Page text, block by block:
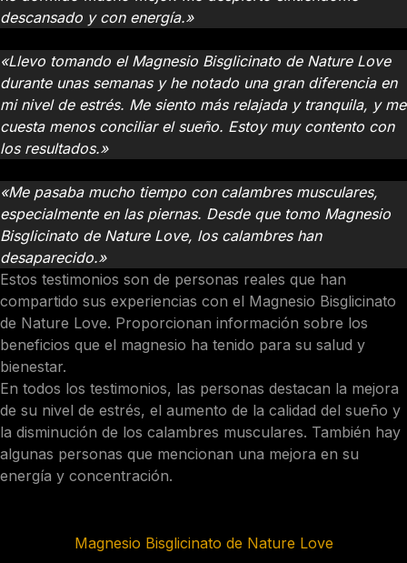
descansado y con energía.»
«Llevo tomando el Magnesio Bisglicinato de Nature Love
durante unas semanas y he notado una gran diferencia en
mi nivel de estrés. Me siento más relajada y tranquila, y me
cuesta menos conciliar el sueño. Estoy muy contento con
los resultados.»
«Me pasaba mucho tiempo con calambres musculares,
especialmente en las piernas. Desde que tomo Magnesio
Bisglicinato de Nature Love, los calambres han
desaparecido.»
Estos testimonios son de personas reales que han
compartido sus experiencias con el Magnesio Bisglicinato
de Nature Love. Proporcionan información sobre los
beneficios que el magnesio ha tenido para su salud y
bienestar.
En todos los testimonios, las personas destacan la mejora
de su nivel de estrés, el aumento de la calidad del sueño y
la disminución de los calambres musculares. También hay
algunas personas que mencionan una mejora en su
energía y concentración.
Magnesio Bisglicinato de Nature Love